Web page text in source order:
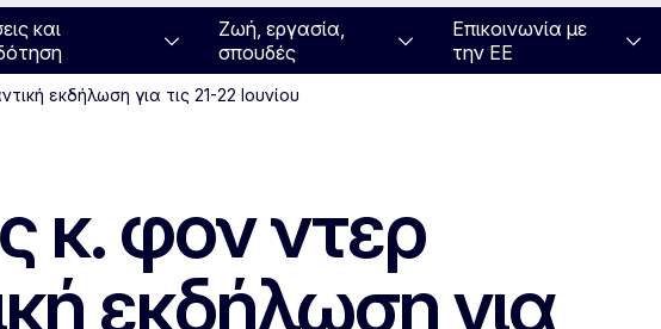
και
Ζωή, εργασία,
σπουδές
Επικοινωνία με
την ΕΕ
εκδήλωση για τις 21-22 Ιουνίου
κ. φον ντερ
εκδήλωση για